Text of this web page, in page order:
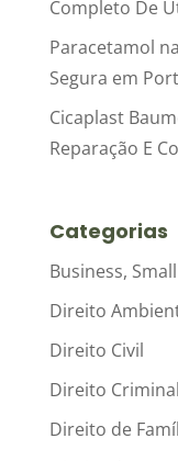
Completo De
Paracetamol
Segura em
Cicaplast
Reparação E
Categorias
Business,
Direito
Direito Civil
Direito Criminal
Direito de